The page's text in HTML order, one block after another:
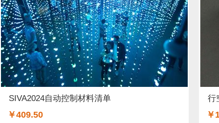
SIVA2024自动控制材料清单
￥409.50
行
￥